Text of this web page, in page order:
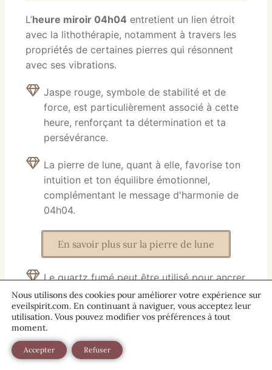
L’heure miroir 04h04 entretient un lien étroit
avec la lithothérapie, notamment à travers les
propriétés de certaines pierres qui résonnent
avec ses vibrations.
Jaspe rouge, symbole de stabilité et de
force, est particulièrement associé à cette
heure, renforçant ta détermination et ta
persévérance.
La pierre de lune, quant à elle, favorise ton
intuition et ton équilibre émotionnel,
complémentant le message d'harmonie de
04h04.
En savoir plus sur la pierre de lune
Le quartz fumé peut être utilisé pour ancrer
tes énergies et dissiper tes pensées
négatives, soutenant ainsi ta recherche de
structure et d'ordre que cette heure miroir
encourage.
Enfin, l'hématite, connue pour ses
Nous utilisons des cookies pour améliorer votre expérience sur
eveilspirit.com. En continuant à naviguer, vous acceptez leur
utilisation. Vous pouvez modifier vos préférences à tout
moment.
Accepter Refuser